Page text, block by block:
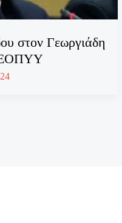
στον Γεωργιάδη
ΕΟΠΥΥ